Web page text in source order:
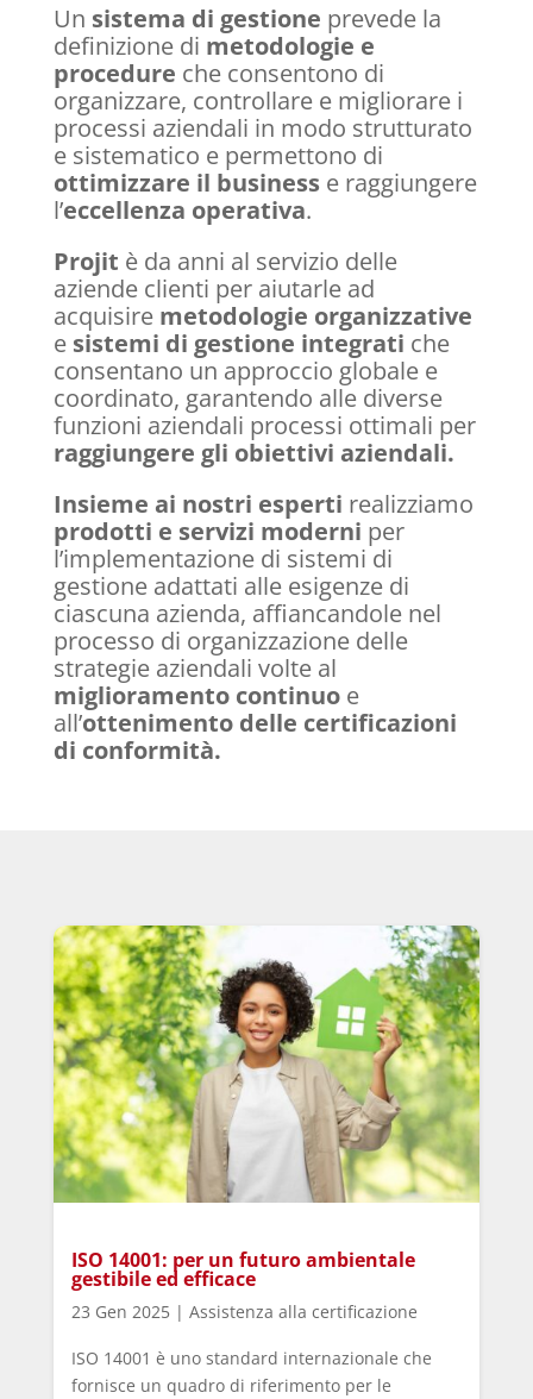
Un sistema di gestione prevede la
definizione di metodologie e
procedure che consentono di
organizzare, controllare e migliorare i
processi aziendali in modo strutturato
e sistematico e permettono di
ottimizzare il businesse raggiungere
l’eccellenza operativa.
Projit è da anni al servizio delle
aziende clienti per aiutarle ad
acquisire metodologie organizzative
e sistemi di gestione integrati che
consentano un approccio globale e
coordinato, garantendo alle diverse
funzioni aziendali processi ottimali per
raggiungere gli obiettivi aziendali.
Insieme ai nostri esperti realizziamo
prodotti e servizi moderni per
l’implementazione di sistemi di
gestione adattati alle esigenze di
ciascuna azienda, affiancandole nel
processo di organizzazione delle
strategie aziendali volte al
miglioramento continuoe
all’ottenimento delle certificazioni
di conformità.
ISO 14001: per un futuro ambientale
gestibile ed efficace
23 Gen 2025| Assistenza alla certificazione
ISO 14001 è uno standard internazionale che
fornisce un quadro di riferimento per le